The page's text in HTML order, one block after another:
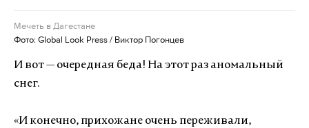
Мечеть в Дагестане
Фото: Global Look Press / Виктор Погонцев
И вот— очередная беда! На этот раз аномальный
снег.
«И конечно, прихожане очень переживали,